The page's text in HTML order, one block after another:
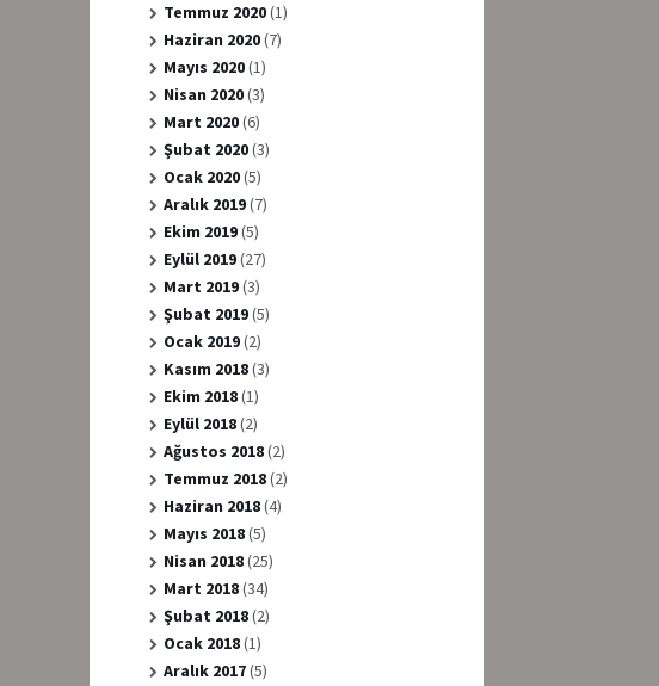
Temmuz 2020(1)
Haziran 2020(7)
Mayıs 2020(1)
Nisan 2020(3)
Mart 2020(6)
Şubat 2020(3)
Ocak 2020(5)
Aralık 2019(7)
Ekim 2019(5)
Eylül 2019(27)
Mart 2019(3)
Şubat 2019(5)
Ocak 2019(2)
Kasım 2018(3)
Ekim 2018(1)
Eylül 2018(2)
Ağustos 2018(2)
Temmuz 2018(2)
Haziran 2018(4)
Mayıs 2018(5)
Nisan 2018(25)
Mart 2018(34)
Şubat 2018(2)
Ocak 2018(1)
Aralık 2017(5)